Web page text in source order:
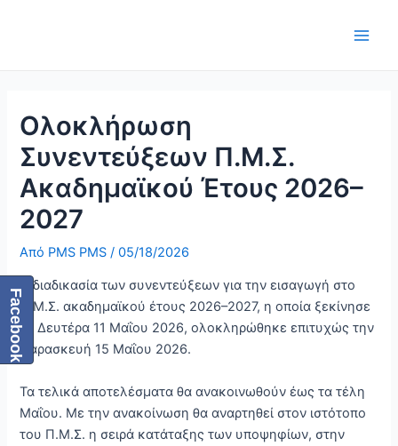
Ολοκλήρωση
Συνεντεύξεων Π.Μ.Σ.
Ακαδημαϊκού Έτους 2026–
2027
Από PMS PMS/05/18/2026
Η διαδικασία των συνεντεύξεων για την εισαγωγή στο
Π.Μ.Σ. ακαδημαϊκού έτους 2026–2027, η οποία ξεκίνησε
τη Δευτέρα 11 Μαΐου 2026, ολοκληρώθηκε επιτυχώς την
Παρασκευή 15 Μαΐου 2026.
Τα τελικά αποτελέσματα θα ανακοινωθούν έως τα τέλη
Μαΐου. Με την ανακοίνωση θα αναρτηθεί στον ιστότοπο
του Π.Μ.Σ. η σειρά κατάταξης των υποψηφίων, στην
Facebook